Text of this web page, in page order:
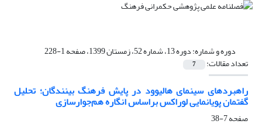
دوره و شماره:دوره 13، شماره 52، زمستان 1399، صفحه 1-228
تعداد مقالات: 7
راهبرد‌های سینمای هالیوود در پایش فرهنگ بینندگان؛ تحلیل‌
گفتمان پویانمایی لوراکس براساس انگاره هم‌جوارسازی
صفحه7-38